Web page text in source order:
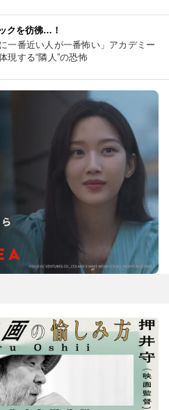
クを彷彿…！
に一番近い人が一番怖い」アカデミー
現する“隣人”の恐怖